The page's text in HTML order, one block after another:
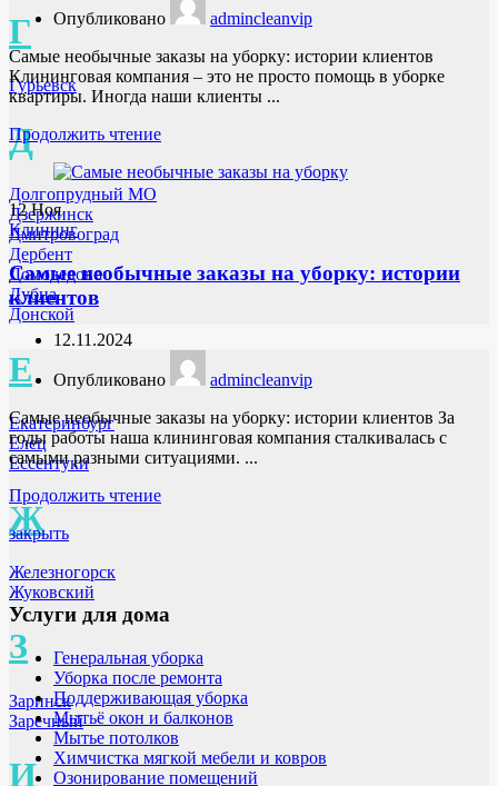
Г
Гурьевск
Д
Долгопрудный МО
Дзержинск
Дмитровоград
Дербент
Домодедово
Дубна
Донской
Е
Екатеринбург
Елец
Ессентуки
Ж
Железногорск
Жуковский
З
Заринск
Заречный
И
Опубликовано
admincleanvip
Самые необычные заказы на уборку: истории клиентов
Клининговая компания – это не просто помощь в уборке
квартиры. Иногда наши клиенты ...
Продолжить чтение
12Ноя
Клининг
Самые необычные заказы на уборку: истории
клиентов
12.11.2024
Опубликовано
admincleanvip
Самые необычные заказы на уборку: истории клиентов За
годы работы наша клининговая компания сталкивалась с
самыми разными ситуациями. ...
Продолжить чтение
закрыть
Услуги для дома
Генеральная уборка
Уборка после ремонта
Поддерживающая уборка
Мытьё окон и балконов
Мытье потолков
Химчистка мягкой мебели и ковров
Озонирование помещений